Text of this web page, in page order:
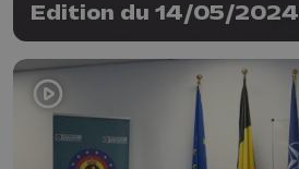
Edition du 14/05/2024